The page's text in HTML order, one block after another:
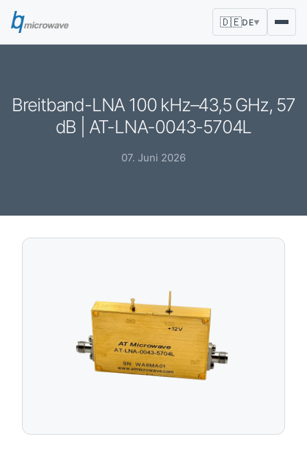
🇩🇪DE▼
Breitband-LNA 100 kHz–43,5 GHz, 57
dB | AT-LNA-0043-5704L
07. Juni 2026